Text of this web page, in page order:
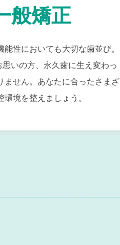
般矯正
性においても大切な歯並び。
いの方、永久歯に生え変わっ
ません。あなたに合ったさまざ
環境を整えましょう。